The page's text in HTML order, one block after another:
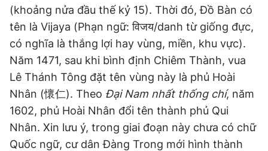
Tiện ích Bạn cần biết
Thông tin tòa soạn Liên hệ quảng cáo
Đọc Thanh Niên trên điện thoại
(khoảng nửa đầu thế kỷ 15). Thời đó, Đồ Bàn có
tên là Vijaya (Phạn ngữ: विजय/danh từ giống đực,
có nghĩa là thắng lợi hay vùng, miền, khu vực).
Năm 1471, sau khi bình định Chiêm Thành, vua
Lê Thánh Tông đặt tên vùng này là phủ Hoài
Nhân (懷仁). Theo Đại Nam nhất thống chí, năm
1602, phủ Hoài Nhân đổi tên thành phủ Qui
Nhân. Xin lưu ý, trong giai đoạn này chưa có chữ
Quốc ngữ, cư dân Đàng Trong mới hình thành